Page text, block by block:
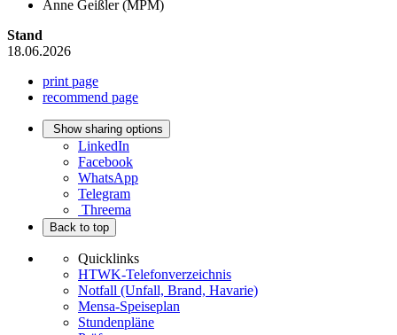
Anne Geißler (MPM)
Stand
18.06.2026
print page
recommend page
Show sharing options
LinkedIn
Facebook
WhatsApp
Telegram
Threema
Back to top
Quicklinks
HTWK-Telefonverzeichnis
Notfall (Unfall, Brand, Havarie)
Mensa-Speiseplan
Stundenpläne